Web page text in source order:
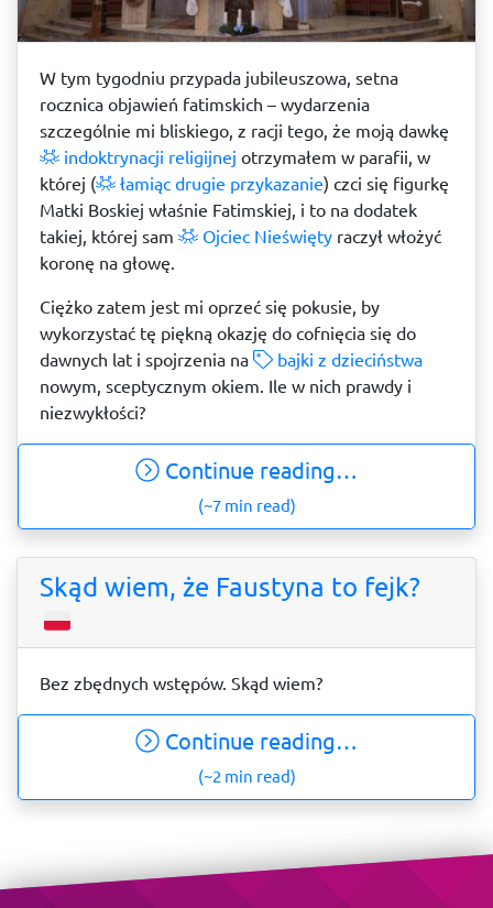
W tym tygodniu przypada jubileuszowa, setna
rocznica objawień fatimskich – wydarzenia
szczególnie mi bliskiego, z racji tego, że moją dawkę
indoktrynacji religijnej otrzymałem w parafii, w
której (
łamiąc drugie przykazanie) czci się figurkę
Matki Boskiej właśnie Fatimskiej, i to na dodatek
takiej, której sam
Ojciec Nieświętyraczył włożyć
koronę na głowę.
Ciężko zatem jest mi oprzeć się pokusie, by
wykorzystać tę piękną okazję do cofnięcia się do
dawnych lat i spojrzenia na
bajki z dzieciństwa
nowym, sceptycznym okiem. Ile w nich prawdy i
niezwykłości?
Continue reading…
(~7 min read)
Skąd wiem, że Faustyna to fejk?
Bez zbędnych wstępów. Skąd wiem?
Continue reading…
(~2 min read)